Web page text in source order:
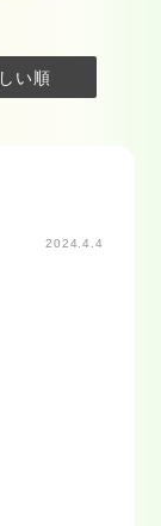
い順
2024.4.4